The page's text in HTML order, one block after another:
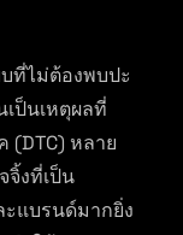
ที่ไม่ต้องพบปะ
ป็นเหตุผลที่
(DTC) หลาย
จิ้งที่เป็น
แบรนด์มากยิ่ง